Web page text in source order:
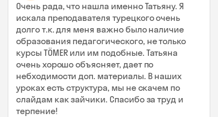
Очень рада, что нашла именно Татьяну. Я
искала преподавателя турецкого очень
долго т.к. для меня важно было наличие
образования педагогического, не только
курсы TÖMER или им подобные. Татьяна
очень хорошо объясняет, дает по
небходимости доп. материалы. В наших
уроках есть структура, мы не скачем по
слайдам как зайчики. Спасибо за труд и
терпение!